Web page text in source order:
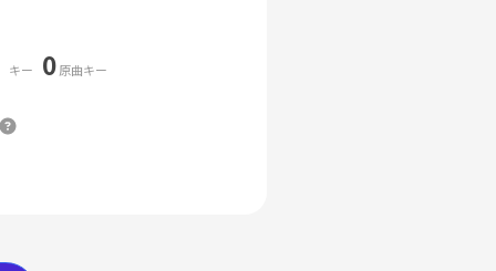
キー 0原曲キー